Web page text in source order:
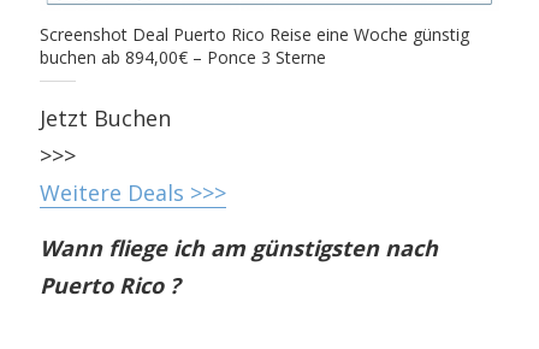
Screenshot Deal Puerto Rico Reise eine Woche günstig
buchen ab 894,00€ – Ponce 3 Sterne
Jetzt Buchen
>>>
Weitere Deals >>>
Wann fliege ich am günstigsten nach
Puerto Rico ?